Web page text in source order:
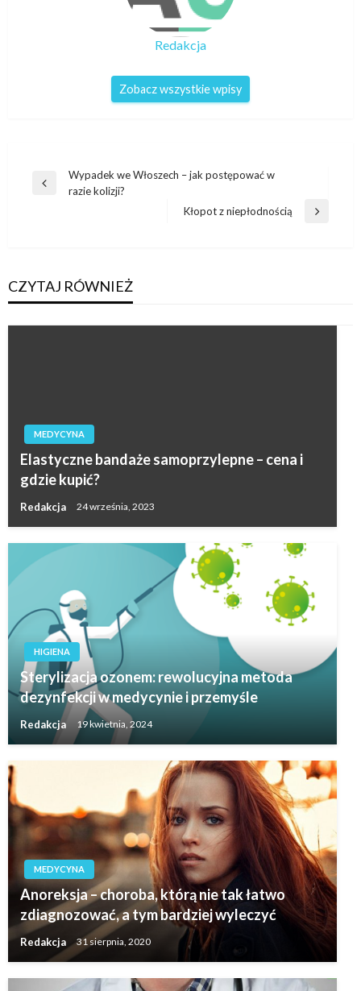
Redakcja
Zobacz wszystkie wpisy
Nawigacja
wpisu
Poprzedni
Wypadek we Włoszech – jak postępować w
razie kolizji?
Następny
Kłopot z niepłodnością
CZYTAJ RÓWNIEŻ
MEDYCYNA
Elastyczne bandaże samoprzylepne – cena i
gdzie kupić?
Redakcja 24 września, 2023
HIGIENA
Sterylizacja ozonem: rewolucyjna metoda
dezynfekcji w medycynie i przemyśle
Redakcja 19 kwietnia, 2024
MEDYCYNA
Anoreksja – choroba, którą nie tak łatwo
zdiagnozować, a tym bardziej wyleczyć
Redakcja 31 sierpnia, 2020